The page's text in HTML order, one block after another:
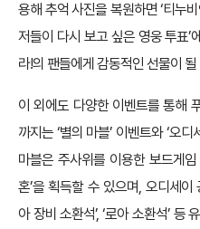
용해 추억 사진을 복원하면 ‘티누
저들이 다시 보고 싶은 영웅 투표’
라!의 팬들에게 감동적인 선물이
이 외에도 다양한 이벤트를 통해
까지는 ‘별의 마블’ 이벤트와 ‘오
마블은 주사위를 이용한 보드게임
혼’을 획득할 수 있으며, 오디세이
아 장비 소환석’, ‘로아 소환석’ 등